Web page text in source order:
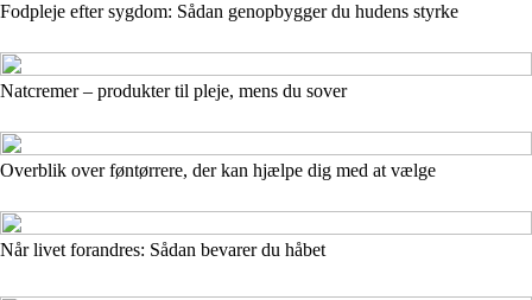
Fodpleje efter sygdom: Sådan genopbygger du hudens styrke
Natcremer – produkter til pleje, mens du sover
Overblik over føntørrere, der kan hjælpe dig med at vælge
Når livet forandres: Sådan bevarer du håbet